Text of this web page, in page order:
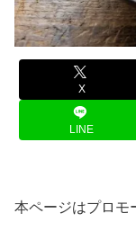
X
LINE
本ページはプロモ